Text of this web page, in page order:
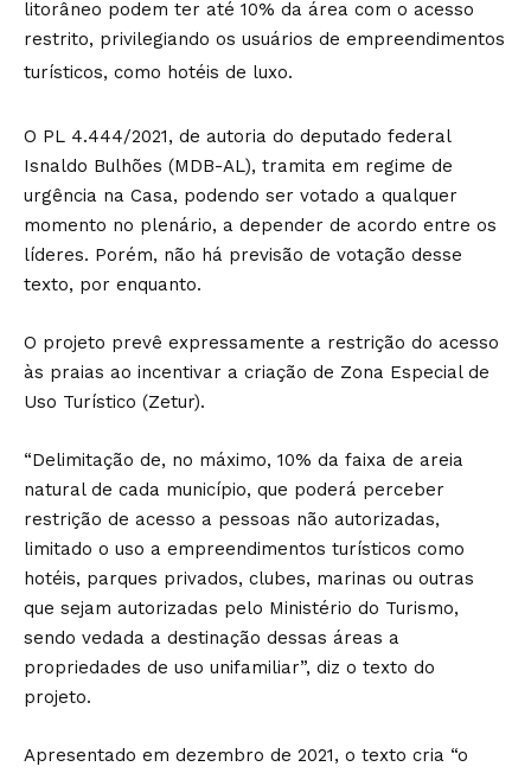
litorâneo podem ter até 10% da área com o acesso
restrito, privilegiando os usuários de empreendimentos
turísticos, como hotéis de luxo.
O PL 4.444/2021, de autoria do deputado federal
Isnaldo Bulhões (MDB-AL), tramita em regime de
urgência na Casa, podendo ser votado a qualquer
momento no plenário, a depender de acordo entre os
líderes. Porém, não há previsão de votação desse
texto, por enquanto.
O projeto prevê expressamente a restrição do acesso
às praias ao incentivar a criação de Zona Especial de
Uso Turístico (Zetur).
“Delimitação de, no máximo, 10% da faixa de areia
natural de cada município, que poderá perceber
restrição de acesso a pessoas não autorizadas,
limitado o uso a empreendimentos turísticos como
hotéis, parques privados, clubes, marinas ou outras
que sejam autorizadas pelo Ministério do Turismo,
sendo vedada a destinação dessas áreas a
propriedades de uso unifamiliar”, diz o texto do
projeto.
Apresentado em dezembro de 2021, o texto cria “o